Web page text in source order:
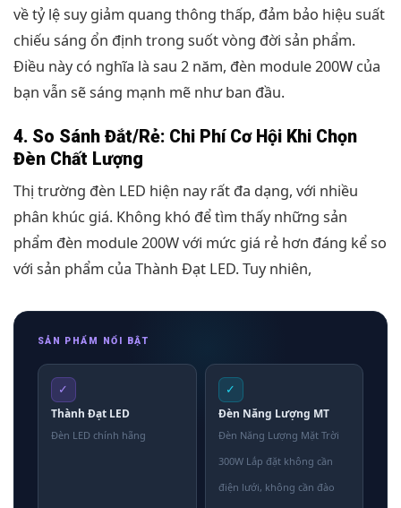
về tỷ lệ suy giảm quang thông thấp, đảm bảo hiệu suất
chiếu sáng ổn định trong suốt vòng đời sản phẩm.
Điều này có nghĩa là sau 2 năm, đèn module 200W của
bạn vẫn sẽ sáng mạnh mẽ như ban đầu.
4. So Sánh Đắt/Rẻ: Chi Phí Cơ Hội Khi Chọn
Đèn Chất Lượng
Thị trường đèn LED hiện nay rất đa dạng, với nhiều
phân khúc giá. Không khó để tìm thấy những sản
phẩm đèn module 200W với mức giá rẻ hơn đáng kể so
với sản phẩm của Thành Đạt LED. Tuy nhiên,
SẢN PHẨM NỔI BẬT
✓
Thành Đạt LED
Đèn LED chính hãng
✓
Đèn Năng Lượng MT
Đèn Năng Lượng Mặt Trời
300W Lắp đặt không cần
điện lưới, không cần đào